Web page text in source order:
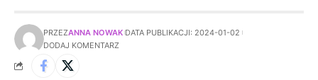
PRZEZANNA NOWAK DATA PUBLIKACJI: 2024-01-02
DODAJ KOMENTARZ